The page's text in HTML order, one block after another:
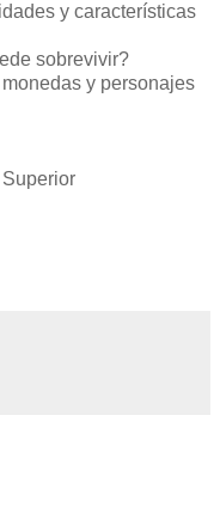
y características
sobrevivir?
y personajes